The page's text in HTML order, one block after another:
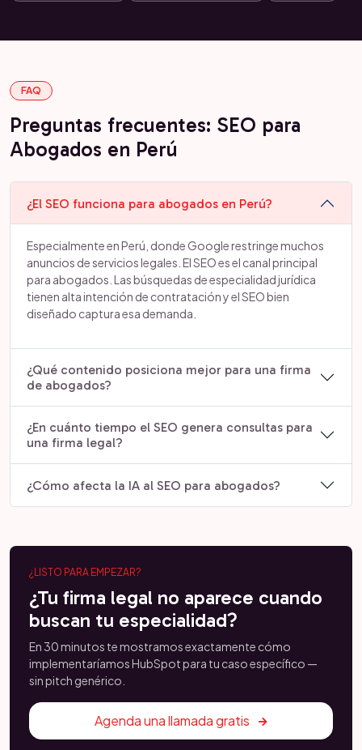
FAQ
Preguntas frecuentes: SEO para
Abogados en Perú
¿El SEO funciona para abogados en Perú?
Especialmente en Perú, donde Google restringe muchos
anuncios de servicios legales. El SEO es el canal principal
para abogados. Las búsquedas de especialidad jurídica
tienen alta intención de contratación y el SEO bien
diseñado captura esa demanda.
¿Qué contenido posiciona mejor para una firma
de abogados?
¿En cuánto tiempo el SEO genera consultas para
una firma legal?
¿Cómo afecta la IA al SEO para abogados?
¿LISTO PARA EMPEZAR?
¿Tu firma legal no aparece cuando
buscan tu especialidad?
En 30 minutos te mostramos exactamente cómo
implementaríamos HubSpot para tu caso específico —
sin pitch genérico.
Agenda una llamada gratis